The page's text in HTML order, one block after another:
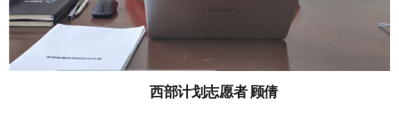
西部计划志愿者 顾倩